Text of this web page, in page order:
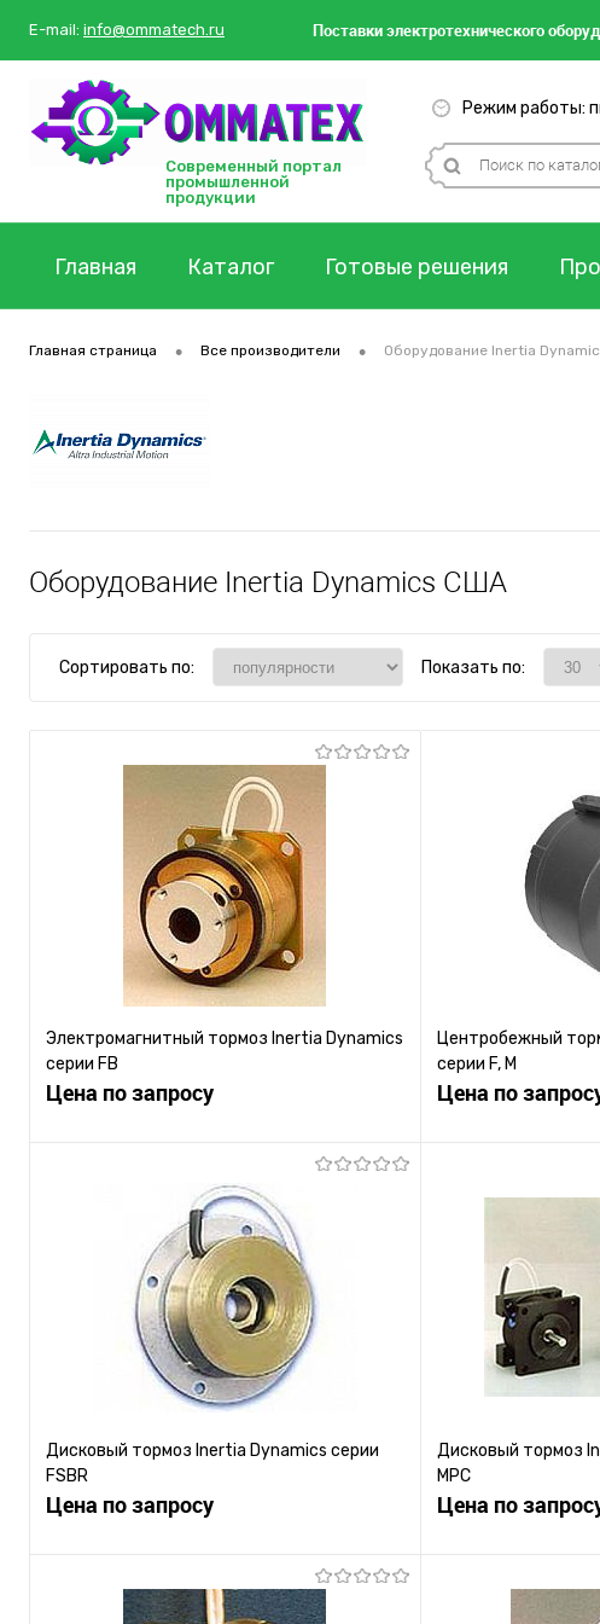
E-mail: info@ommatech.ru Поставкиэлектротехнического
Современный портал
промышленной
продукции
Режим работы:
Главная Каталог Готовые решения
Главная страница • Все производители • Оборудование Inertia
Оборудование Inertia Dynamics США
Сортировать по: Показать по:
Электромагнитный тормоз Inertia Dynamics
серии FB
Цена по запросу
Купить в 1 клик
К сравнению
В избранное
Под заказ
Центробежный
серии F, M
Цена по
В избранное
Дисковый тормоз Inertia Dynamics серии
FSBR
Цена по запросу
Запросить цену
Дисковый тормоз
MPC
Цена по